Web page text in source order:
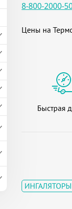
8-800-2000-
Цены на
Быстрая
ИНГАЛЯТОРЫ